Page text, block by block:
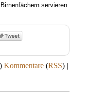
servieren.
Kommentare (RSS) |